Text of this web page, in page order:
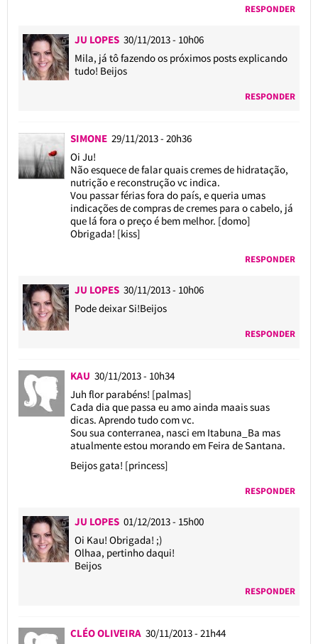
RESPONDER
JU LOPES 30/11/2013 - 10h06
Mila, já tô fazendo os próximos posts explicando
tudo! Beijos
RESPONDER
SIMONE 29/11/2013 - 20h36
Oi Ju!
Não esquece de falar quais cremes de hidratação,
nutrição e reconstrução vc indica.
Vou passar férias fora do país, e queria umas
indicações de compras de cremes para o cabelo, já
que lá fora o preço é bem melhor. [domo]
Obrigada! [kiss]
RESPONDER
JU LOPES 30/11/2013 - 10h06
Pode deixar Si!Beijos
RESPONDER
KAU 30/11/2013 - 10h34
Juh flor parabéns! [palmas]
Cada dia que passa eu amo ainda maais suas
dicas. Aprendo tudo com vc.
Sou sua conterranea, nasci em Itabuna_Ba mas
atualmente estou morando em Feira de Santana.
Beijos gata! [princess]
RESPONDER
JU LOPES 01/12/2013 - 15h00
Oi Kau! Obrigada! ;)
Olhaa, pertinho daqui!
Beijos
RESPONDER
CLÉO OLIVEIRA 30/11/2013 - 21h44